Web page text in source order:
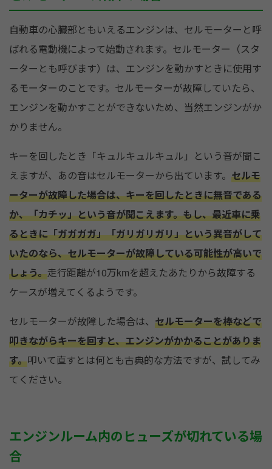
自動車の心臓部ともいえるエンジンは、セルモーターと呼
ばれる電動機によって始動されます。セルモーター（スタ
ーターとも呼びます）は、エンジンを動かすときに使用す
るモーターのことです。セルモーターが故障していたら、
エンジンを動かすことができないため、当然エンジンがか
かりません。
キーを回したとき「キュルキュルキュル」という音が聞こ
えますが、あの音はセルモーターから出ています。 セルモ
ーターが故障した場合は、キーを回したときに無音である
か、「カチッ」という音が聞こえます。もし、最近車に乗
るときに「ガガガガ」「ガリガリガリ」という異音がして
いたのなら、セルモーターが故障している可能性が高いで
しょう。走行距離が10万kmを超えたあたりから故障する
ケースが増えてくるようです。
セルモーターが故障した場合は、 セルモーターを棒などで
叩きながらキーを回すと、エンジンがかかることがありま
す。叩いて直すとは何とも古典的な方法ですが、試してみ
てください。
エンジンルーム内のヒューズが切れている場
合